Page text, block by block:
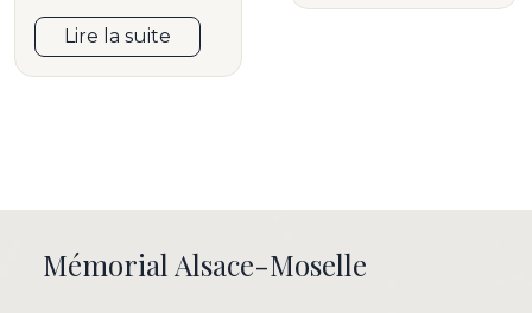
Lire la suite
Mémorial Alsace-Moselle